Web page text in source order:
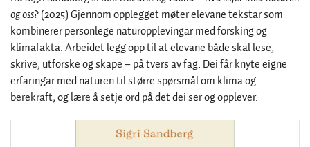
og oss?(2025) Gjennom opplegget møter elevane tekstar som
kombinerer personlege naturopplevingar med forsking og
klimafakta. Arbeidet legg opp til at elevane både skal lese,
skrive, utforske og skape – på tvers av fag. Dei får knyte eigne
erfaringar med naturen til større spørsmål om klima og
berekraft, og lære å setje ord på det dei ser og opplever.